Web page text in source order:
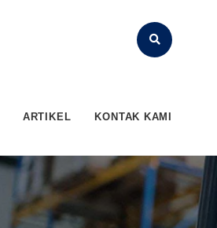
ARTIKEL KONTAK KAMI